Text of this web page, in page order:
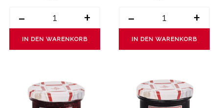
- +
IN DEN WARENKORB
- +
IN DEN WARENKORB